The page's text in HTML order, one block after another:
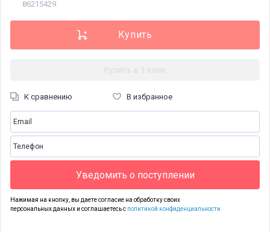
86215429
К сравнению В избранное
Уведомить о поступлении
Нажимая на кнопку, вы даете согласие на обработку своих
персональных данных и соглашаетесь с политикой конфиденциальности